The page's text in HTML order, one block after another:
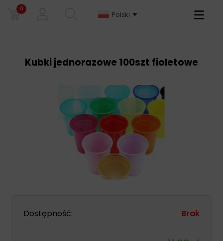
0
Polski
Primary
Kubki jednorazowe 100szt fioletowe
Dostępność: Brak